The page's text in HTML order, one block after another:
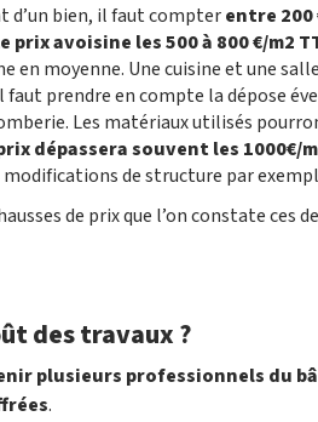
d’un bien, il faut compterentre 200
prix avoisine les 500 à 800 €/m2
en moyenne. Une cuisine et une
faut prendre en compte la dépose
Les matériaux utilisés
dépassera souvent les
modifications de structure par
de prix que l’on constate ces
des travaux ?
plusieurs professionnels du
.